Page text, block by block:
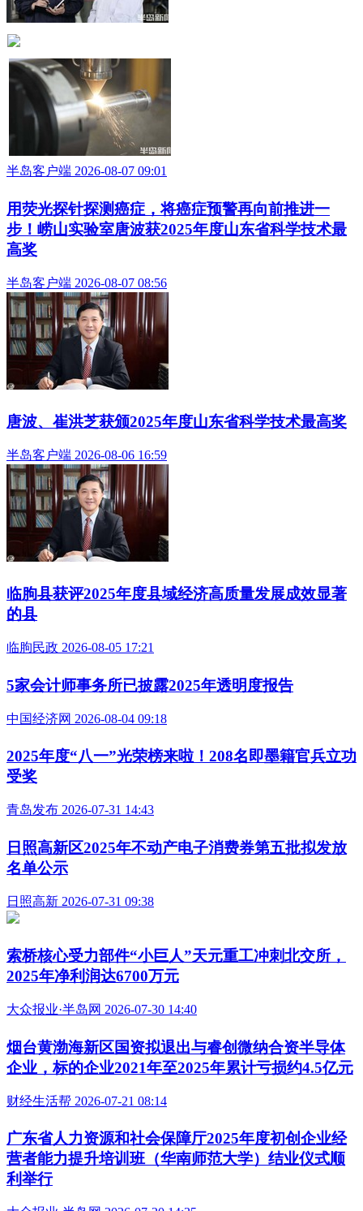
半岛客户端 2026-08-07 09:01
用荧光探针探测癌症，将癌症预警再向前推进一
步！崂山实验室唐波获2025年度山东省科学技术最
高奖
半岛客户端 2026-08-07 08:56
唐波、崔洪芝获颁2025年度山东省科学技术最高奖
半岛客户端 2026-08-06 16:59
临朐县获评2025年度县域经济高质量发展成效显著
的县
临朐民政 2026-08-05 17:21
5家会计师事务所已披露2025年透明度报告
中国经济网 2026-08-04 09:18
2025年度“八一”光荣榜来啦！208名即墨籍官兵立功
受奖
青岛发布 2026-07-31 14:43
日照高新区2025年不动产电子消费券第五批拟发放
名单公示
日照高新 2026-07-31 09:38
索桥核心受力部件“小巨人”天元重工冲刺北交所，
2025年净利润达6700万元
大众报业·半岛网 2026-07-30 14:40
烟台黄渤海新区国资拟退出与睿创微纳合资半导体
企业，标的企业2021年至2025年累计亏损约4.5亿元
财经生活帮 2026-07-21 08:14
广东省人力资源和社会保障厅2025年度初创企业经
营者能力提升培训班（华南师范大学）结业仪式顺
利举行